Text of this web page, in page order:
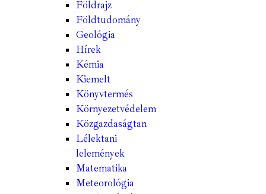
Földrajz
Földtudomány
Geológia
Hírek
Kémia
Kiemelt
Könyvtermés
Környezetvédelem
Közgazdaságtan
Lélektani
lelemények
Matematika
Meteorológia